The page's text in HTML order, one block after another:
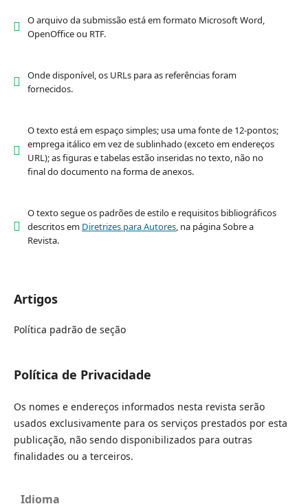
O arquivo da submissão está em formato Microsoft Word,
OpenOffice ou RTF.
Onde disponível, os URLs para as referências foram
fornecidos.
O texto está em espaço simples; usa uma fonte de 12-pontos;
emprega itálico em vez de sublinhado (exceto em endereços
URL); as figuras e tabelas estão inseridas no texto, não no
final do documento na forma de anexos.
O texto segue os padrões de estilo e requisitos bibliográficos
descritos em Diretrizes para Autores, na página Sobre a
Revista.
Artigos
Política padrão de seção
Política de Privacidade
Os nomes e endereços informados nesta revista serão
usados exclusivamente para os serviços prestados por esta
publicação, não sendo disponibilizados para outras
finalidades ou a terceiros.
Idioma